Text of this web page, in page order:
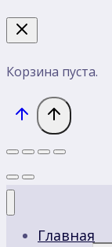
Корзина пуста.
Главная